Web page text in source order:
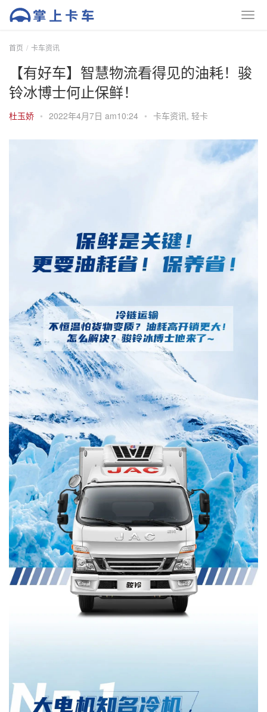
首页 卡车资讯
【有好车】智慧物流看得见的油耗！骏
铃冰博士何止保鲜！
杜玉娇 • 2022年4月7日 am10:24 • 卡车资讯, 轻卡